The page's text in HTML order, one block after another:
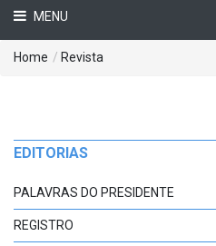
MENU
Home / Revista
EDITORIAS
PALAVRAS DO PRESIDENTE
REGISTRO